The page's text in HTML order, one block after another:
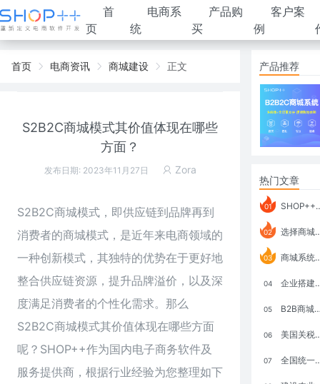
首
页
电商系
统
产品购
买
客户案
例
首页 电商资讯 商城建设 正文
S2B2C商城模式其价值体现在哪些
方面？
发布日期: 2023年11月27日 Zora
S2B2C商城模式，即供应链到品牌再到
消费者的商城模式，是近年来电商领域的
一种创新模式，其独特的优势在于更好地
整合供应链资源，提升品牌溢价，以及深
度满足消费者的个性化需求。那么
S2B2C商城模式其价值体现在哪些方面
呢？ SHOP++作为国内电子商务软件及
服务提供商，根据行业经验为您整理如下
产品推荐
热门文章
01 SHOP++ B2B2C V9.1 全新发布 新亮点
02 选择商城系统要考虑哪些问题？
03 商城系统如何打通跨境电商模式？
04 企业搭建积分商城系统要注意什么？
05 B2B商城系统搭建：开发语言、功能、优势分析
06 美国关税政策冲击全球电商格局：五大类平台受重创，转型与自救成关键
07 全国统一大市场：电商如何掘金新蓝海？